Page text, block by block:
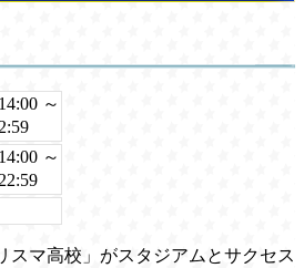
～
～
スマ高校」がスタジアムとサクセス